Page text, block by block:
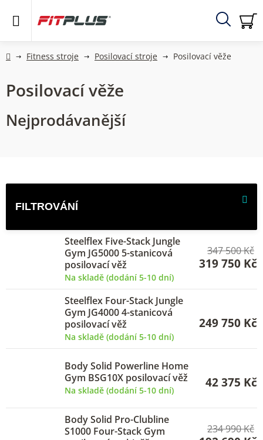
Hledat
DomůFitness stroje Posilovací stroje Posilovací věže
Posilovací věže
Nejprodávanější
Steelflex Five-Stack Jungle
Gym JG5000 5-stanicová
posilovací věž
Na skladě (dodání 5-10 dní)
347 500 Kč
319 750 Kč
Steelflex Four-Stack Jungle
Gym JG4000 4-stanicová
posilovací věž
Na skladě (dodání 5-10 dní)
249 750 Kč
Body Solid Powerline Home
Gym BSG10X posilovací věž
Na skladě (dodání 5-10 dní)
42 375 Kč
Body Solid Pro-Clubline
S1000 Four-Stack Gym
234 990 Kč
V
r
u
ů